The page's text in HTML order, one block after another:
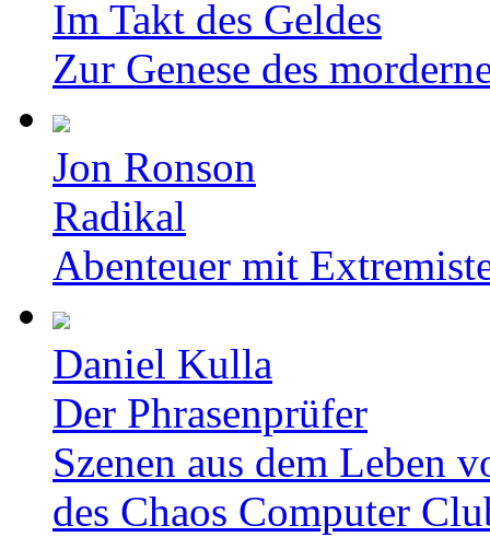
Im Takt des Geldes
Zur Genese des
Jon Ronson
Radikal
Abenteuer mit
Daniel Kulla
Der Phrasenprüfer
Szenen aus dem Leben
des Chaos Computer